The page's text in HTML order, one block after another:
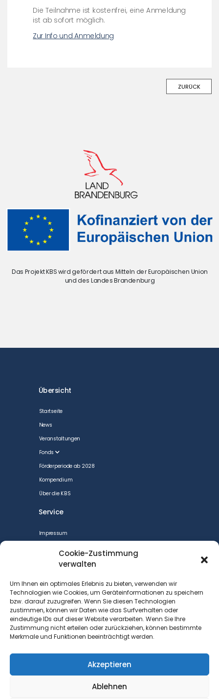
Cookie-Zustimmung
verwalten
Um Ihnen ein optimales Erlebnis zu bieten, verwenden wir
Technologien wie Cookies, um Geräteinformationen zu speichern
bzw. darauf zuzugreifen. Wenn Sie diesen Technologien
zustimmen, können wir Daten wie das Surfverhalten oder
eindeutige IDs auf dieser Website verarbeiten. Wenn Sie Ihre
Zustimmung nicht erteilen oder zurückziehen, können bestimmte
Merkmale und Funktionen beeinträchtigt werden.
Akzeptieren
Ablehnen
Die Teilnahme ist kostenfrei, eine Anmeldung
ist ab sofort möglich.
Zur Info und Anmeldung
ZURÜCK
Das Projekt KBS wird gefördert aus Mitteln der Europäischen Union
und des Landes Brandenburg
Übersicht
Startseite
News
Veranstaltungen
Fonds
Förderperiode ab 2028
Kompendium
Über die KBS
Service
Impressum
Datenschutzerklärung
Barrierefreiheit
Kontakt
Kontakt
DGB Bezirk Berlin-Brandenburg
10787 Berlin
Achim.Wolf@dgb.de